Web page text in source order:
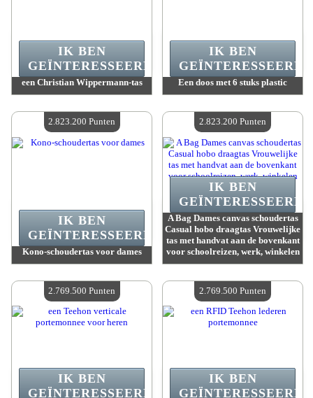
een Christian Wippermann-tas
Beschikbare hoeveelheid :4
IK BEN
GEÏNTERESSEERD.
Een doos met 6 stuks plastic
Beschikbare hoeveelheid :4
IK BEN
GEÏNTERESSEERD.
Kono-schoudertas voor dames
Beschikbare hoeveelheid :4
IK BEN
GEÏNTERESSEERD.
2.823.200 Punten
A Bag Dames canvas schoudertas
Casual hobo draagtas Vrouwelijke
tas met handvat aan de bovenkant
voor schoolreizen, werk, winkelen
Beschikbare hoeveelheid :4
IK BEN
GEÏNTERESSEERD.
2.823.200 Punten
IK BEN
GEÏNTERESSEERD.
2.769.500 Punten
IK BEN
GEÏNTERESSEERD.
2.769.500 Punten